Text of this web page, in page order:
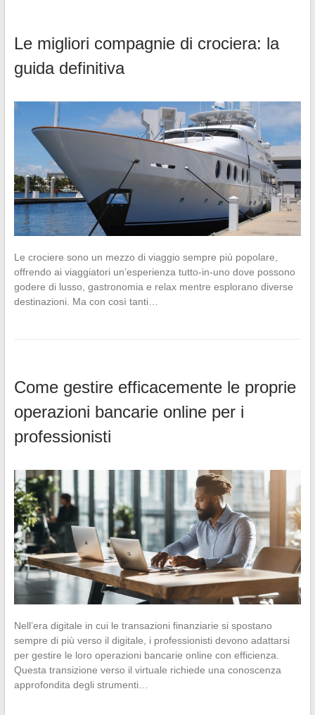
Le migliori compagnie di crociera: la
guida definitiva
Le crociere sono un mezzo di viaggio sempre più popolare,
offrendo ai viaggiatori un’esperienza tutto-in-uno dove possono
godere di lusso, gastronomia e relax mentre esplorano diverse
destinazioni. Ma con così tanti…
Come gestire efficacemente le proprie
operazioni bancarie online per i
professionisti
Nell’era digitale in cui le transazioni finanziarie si spostano
sempre di più verso il digitale, i professionisti devono adattarsi
per gestire le loro operazioni bancarie online con efficienza.
Questa transizione verso il virtuale richiede una conoscenza
approfondita degli strumenti…